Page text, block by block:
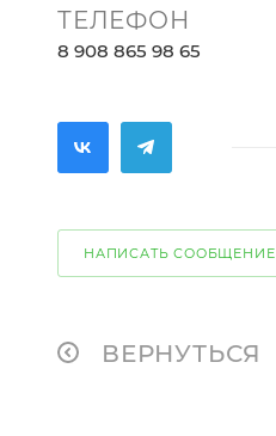
ТЕЛЕФОН
8 908 865 98 65
НАПИСАТЬ СООБЩЕНИЕ
ВЕРНУТЬСЯ